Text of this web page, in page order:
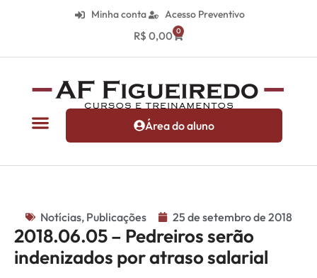
Minha conta Acesso Preventivo
R$ 0,00 0
Área do aluno
Notícias, Publicações 25 de setembro de 2018
2018.06.05 – Pedreiros serão
indenizados por atraso salarial